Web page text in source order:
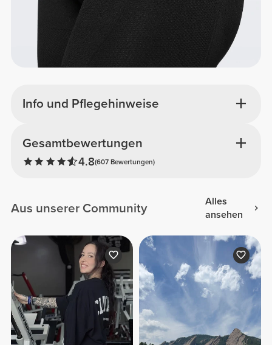
Info und Pflegehinweise
Gesamtbewertungen
4.8(607 Bewertungen)
Aus unserer Community
Alles
ansehen